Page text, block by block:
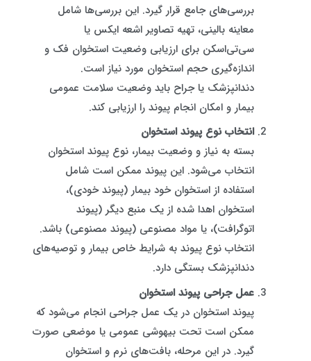
بررسی‌های جامع قرار گیرد. این بررسی‌ها شامل
معاینه بالینی، تهیه تصاویر اشعه ایکس یا
سی‌تی‌اسکن برای ارزیابی وضعیت استخوان فک و
اندازه‌گیری حجم استخوان مورد نیاز است.
دندانپزشک یا جراح باید وضعیت سلامت عمومی
بیمار و امکان انجام پیوند را ارزیابی کند.
انتخاب نوع پیوند استخوان
بسته به نیاز و وضعیت بیمار، نوع پیوند استخوان
انتخاب می‌شود. این پیوند ممکن است شامل
استفاده از استخوان خود بیمار (پیوند خودی)،
استخوان اهدا شده از یک منبع دیگر (پیوند
اتوگرافت)، یا مواد مصنوعی (پیوند مصنوعی) باشد.
انتخاب نوع پیوند به شرایط خاص بیمار و توصیه‌های
دندانپزشک بستگی دارد.
عمل جراحی پیوند استخوان
پیوند استخوان در یک عمل جراحی انجام می‌شود که
ممکن است تحت بیهوشی عمومی یا موضعی صورت
گیرد. در این مرحله، بافت‌های نرم و استخوان